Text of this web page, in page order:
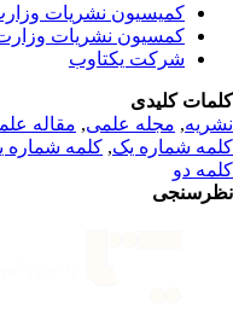
کمیسیون نشریات
کمسیون نشریات وزارت
شرکت یکتاوب
کلیدی
,مجله علمی, مقاله
شماره یک,کلمه شماره
دو